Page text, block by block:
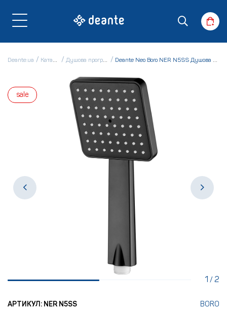
Deante.ua Каталог Душова програма Deante Neo Boro NER N5SS Душова лійка
sale
1 /2
АРТИКУЛ: NER N5SS BORO